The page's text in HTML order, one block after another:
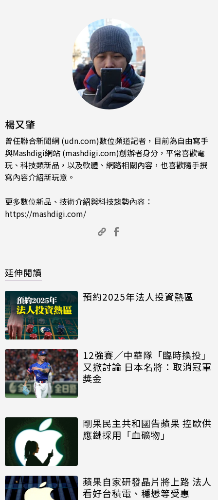
楊又肇
曾任聯合新聞網 (udn.com)數位頻道記者，目前為自由寫手
與Mashdigi網站 (mashdigi.com)創辦者身分，平常喜歡電
玩、科技類新品，以及軟體、網路相關內容，也喜歡隨手撰
寫內容介紹新玩意。
更多數位新品、技術介紹與科技趨勢內容：
https://mashdigi.com/
延伸閱讀
預約2025年法人投資熱區
12強賽／中華隊「臨時換投」
又掀討論 日本名將：取消冠軍
獎金
剛果民主共和國告蘋果 控歐供
應鏈採用「血礦物」
蘋果自家研發晶片將上路 法人
看好台積電、穩懋等受惠